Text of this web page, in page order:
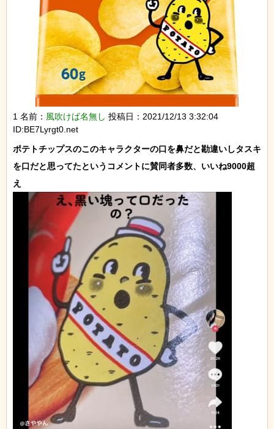
1 名前： 風吹けば名無し 投稿日：2021/12/13 3:32:04
ID:BE7Lyrgt0.net
ポテトチップスのこのキャラクターの口を鼻だと勘違いしタスキ
を口だと思ってたというコメントに賛同者多数、いいね9000超